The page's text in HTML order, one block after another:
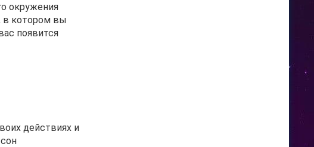
окружения
в котором вы
появится
действиях и